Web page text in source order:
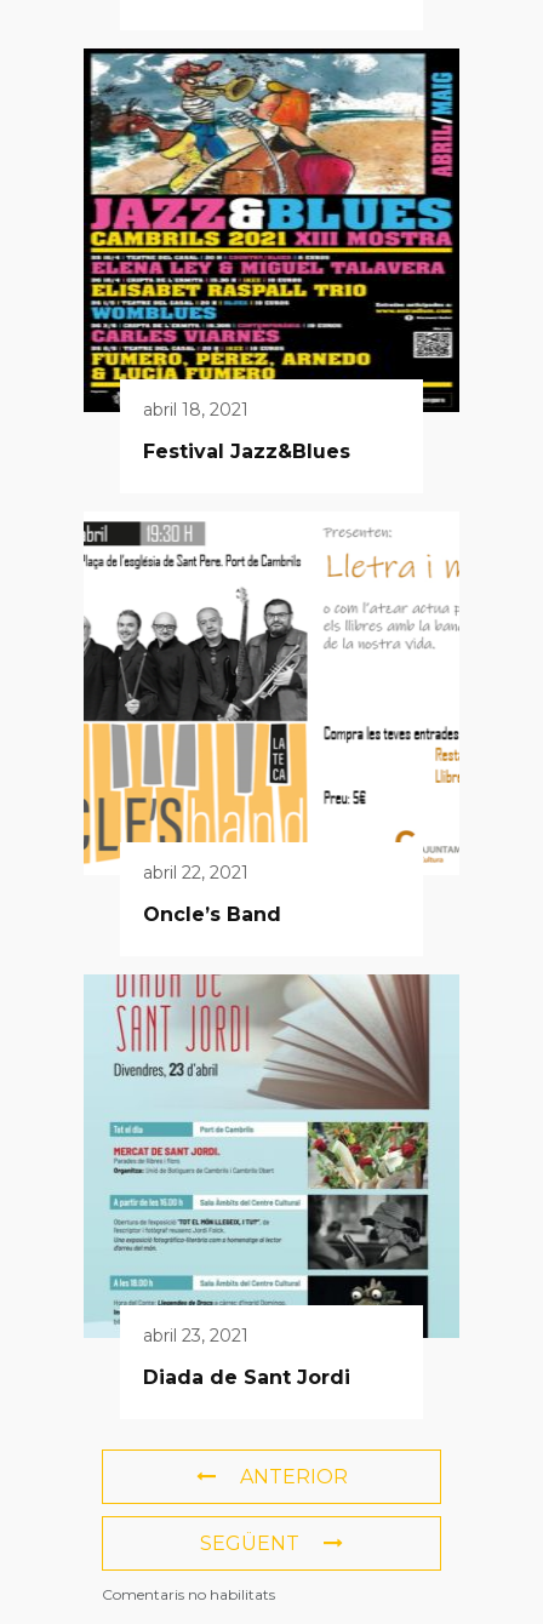
abril 18, 2021
Festival Jazz&Blues
abril 22, 2021
Oncle’s Band
abril 23, 2021
Diada de Sant Jordi
ANTERIOR
SEGÜENT
Comentaris no habilitats